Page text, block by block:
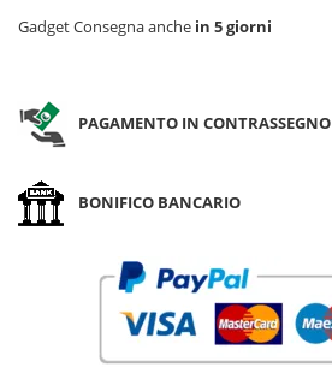
Gadget Consegna anche in 5 giorni
PAGAMENTO IN CONTRASSEGNO
BONIFICO BANCARIO